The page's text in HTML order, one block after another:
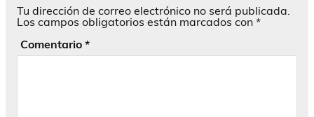
Tu dirección de correo electrónico no será publicada.
Los campos obligatorios están marcados con *
Comentario *